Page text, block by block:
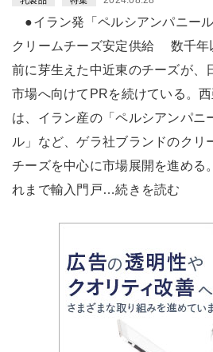
●イラン発「ペルシアンパニール
クリームチーズ安定供給 数千年
前に芽生えた中近東のチーズが、
市場へ向けてPRを続けている。西
は、イラン産の「ペルシアンパニ
ル」など、ゲラ社ブランドのクリ
チーズを中心に市場展開を進める
れまで輸入門戸…続きを読む